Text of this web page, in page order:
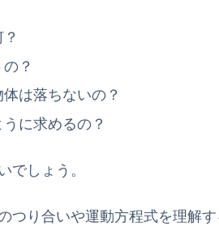
？
は落ちないの？
に求めるの？
でしょう。
つり合いや運動方程式を理解